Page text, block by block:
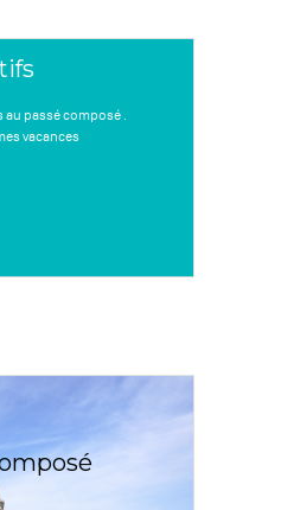
au passé composé .
vacances